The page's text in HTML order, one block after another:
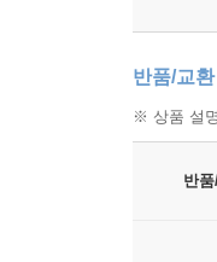
반품/교환
※ 상품 설
반